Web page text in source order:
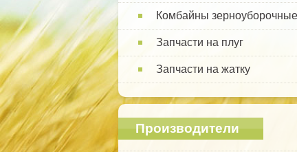
Комбайны зерноуборочные
Запчасти на плуг
Запчасти на жатку
Производители